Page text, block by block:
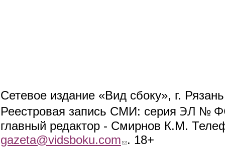
Сетевое издание «Вид сбоку», г.
Реестровая запись СМИ: серия ЭЛ №
главный редактор - Смирнов К.М.
gazeta@vidsboku.com (link sends e-mail)
. 18+